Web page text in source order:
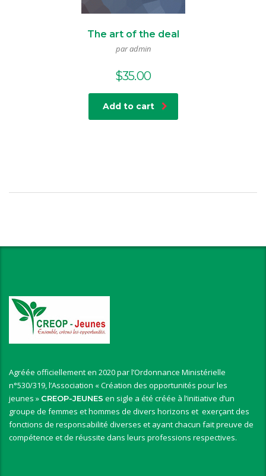
The art of the deal
par admin
$35.00
Add to cart
Agréée officiellement en 2020 par l’Ordonnance Ministérielle
n°530/319, l’Association « Création des opportunités pour les
jeunes » CREOP-JEUNES en sigle a été créée à l’initiative d’un
groupe de femmes et hommes de divers horizons et exerçant des
fonctions de responsabilité diverses et ayant chacun fait preuve de
compétence et de réussite dans leurs professions respectives.